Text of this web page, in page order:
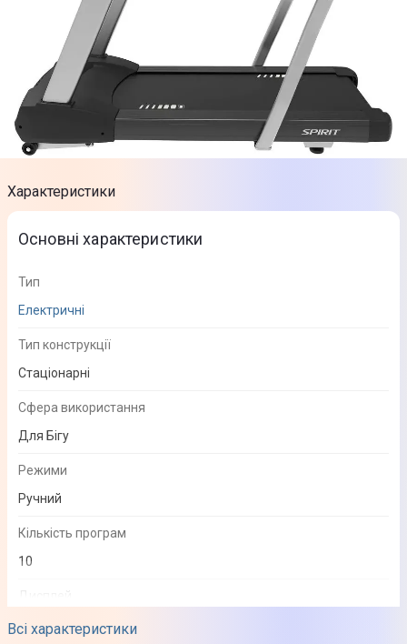
Характеристики
Всі характеристики
Основні характеристики
Тип
Електричні
Тип конструкції
Стаціонарні
Сфера використання
Для Бігу
Режими
Ручний
Кількість програм
10
LED дисплей із додатковою панеллю управління